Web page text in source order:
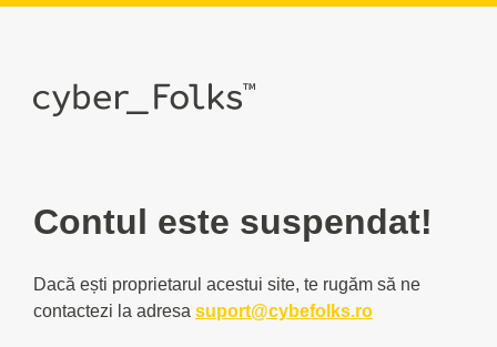
Contul este suspendat!
Dacă ești proprietarul acestui site, te rugăm să ne
contactezi la adresa suport@cybefolks.ro